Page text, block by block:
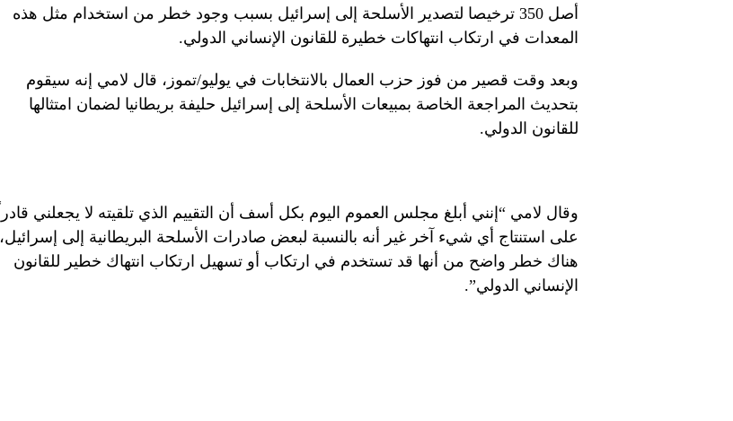
أصل 350 ترخيصا لتصدير الأسلحة إلى إسرائيل بسبب وجود خطر من استخدام مثل هذه
المعدات في ارتكاب انتهاكات خطيرة للقانون الإنساني الدولي.
وبعد وقت قصير من فوز حزب العمال بالانتخابات في يوليو/تموز، قال لامي إنه سيقوم
بتحديث المراجعة الخاصة بمبيعات الأسلحة إلى إسرائيل حليفة بريطانيا لضمان امتثالها
للقانون الدولي.
وقال لامي “إنني أبلغ مجلس العموم اليوم بكل أسف أن التقييم الذي تلقيته لا يجعلني قادراً
على استنتاج أي شيء آخر غير أنه بالنسبة لبعض صادرات الأسلحة البريطانية إلى إسرائيل،
هناك خطر واضح من أنها قد تستخدم في ارتكاب أو تسهيل ارتكاب انتهاك خطير للقانون
الإنساني الدولي”.